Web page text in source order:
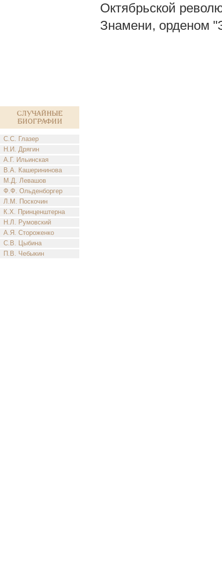
Случайные
биографии
С.С. Глазер
Н.И. Дрягин
А.Г. Ильинская
В.А. Кашерининова
М.Д. Левашов
Ф.Ф. Ольденборгер
Л.М. Поскочин
К.Х. Принценштерна
Н.Л. Румовский
А.Я. Стороженко
С.В. Цыбина
П.В. Чебыкин
Октябрьской
Знамени, орденом